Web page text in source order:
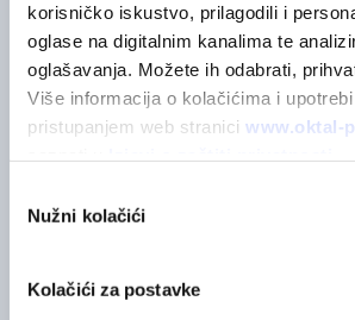
korisničko iskustvo, prilagodili i
oglase na digitalnim kanalima te
oglašavanja. Možete ih odabrati,
Više informacija o kolačićima i
pristupanjem web stranici www.oktal-
pristanka
Nužni kolačići
Kolačići za postavke
POVEZANI PROIZVODI
Možda će vas